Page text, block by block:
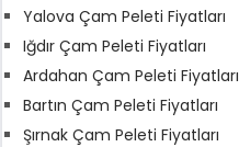
Yalova Çam Peleti Fiyatları
Iğdır Çam Peleti Fiyatları
Ardahan Çam Peleti Fiyatları
Bartın Çam Peleti Fiyatları
Şırnak Çam Peleti Fiyatları